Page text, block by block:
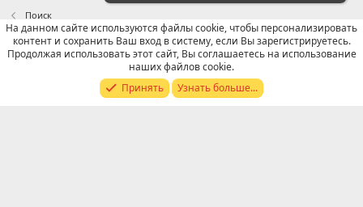
Поиск
Russian (RU)
Условия и правила
Политика конфиденциальности
Помощь
R
S
На данном сайте используются файлы cookie, чтобы персонализировать
контент и сохранить Ваш вход в систему, если Вы зарегистрируетесь.
Продолжая использовать этот сайт, Вы соглашаетесь на использование
наших файлов cookie.
Принять
Узнать больше...